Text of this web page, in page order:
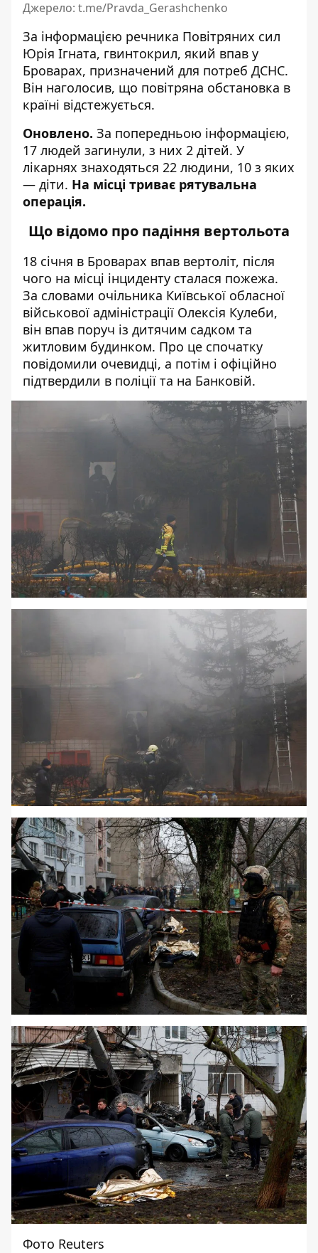
Джерело: t.me/Pravda_Gerashchenko
За інформацією речника Повітряних сил
Юрія Ігната, гвинтокрил, який впав у
Броварах, призначений для потреб ДСНС.
Він наголосив, що повітряна обстановка в
країні відстежується.
Оновлено. За попередньою інформацією,
17 людей загинули, з них 2 дітей. У
лікарнях знаходяться 22 людини, 10 з яких
— діти. На місці триває рятувальна
операція.
Що відомо про падіння вертольота
18 січня в Броварах впав вертоліт, після
чого на місці інциденту сталася пожежа.
За словами очільника Київської обласної
військової адміністрації Олексія Кулеби,
він впав поруч із дитячим садком та
житловим будинком. Про це спочатку
повідомили очевидці, а потім і офіційно
підтвердили в поліції та на Банковій.
Фото Reuters